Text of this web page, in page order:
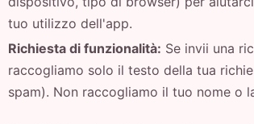
tuo utilizzo dell'app.
Richiesta di funzionalità: Se invii una
raccogliamo solo il testo della tua
spam). Non raccogliamo il tuo nome o